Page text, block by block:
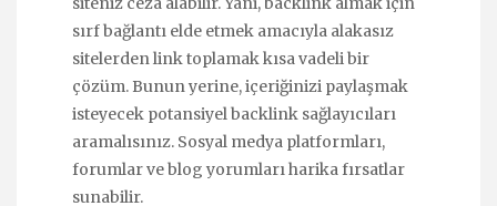
sırf bağlantı elde etmek amacıyla alakasız
sitelerden link toplamak kısa vadeli bir
çözüm. Bunun yerine, içeriğinizi paylaşmak
isteyecek potansiyel backlink sağlayıcıları
aramalısınız. Sosyal medya platformları,
forumlar ve blog yorumları harika fırsatlar
sunabilir.